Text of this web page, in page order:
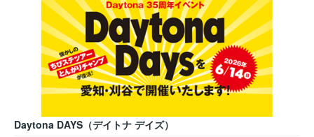
Daytona DAYS（デイトナ デイズ）